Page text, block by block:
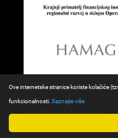
Ove internetske stranice koriste kolačiće
funkcionalnosti. Saznajte više